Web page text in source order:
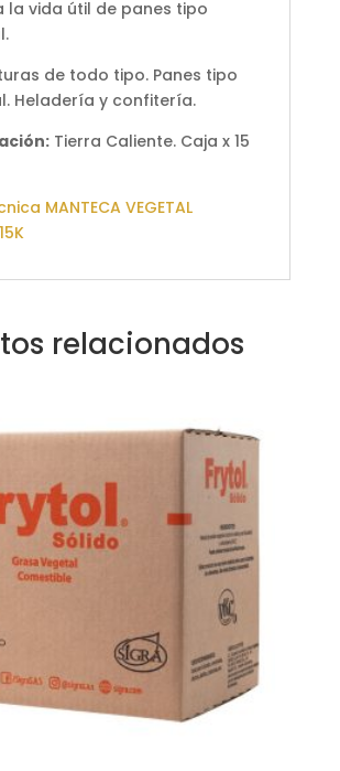
la vida útil de panes tipo
de todo tipo. Panes tipo
Heladería y confitería.
Tierra Caliente. Caja x 15
MANTECA VEGETAL
relacionados